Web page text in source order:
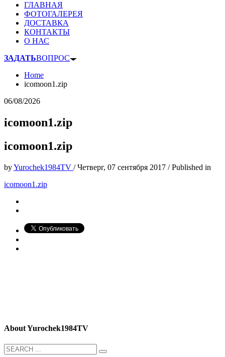
ГЛАВНАЯ
ФОТОГАЛЕРЕЯ
ДОСТАВКА
КОНТАКТЫ
О НАС
ЗАДАТЬВОПРОС
Home
icomoon1.zip
06/08/2026
icomoon1.zip
icomoon1.zip
byYurochek1984TV /Четверг, 07 сентября 2017 /Published in
icomoon1.zip
AboutYurochek1984TV